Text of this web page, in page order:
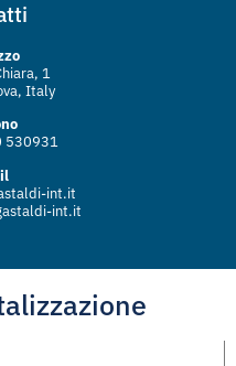
1
Italy
530931
int.it
int.it